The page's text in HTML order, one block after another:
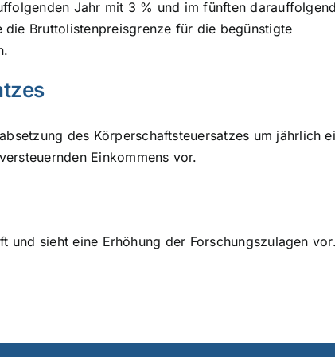
Jahr mit 3 % und im fünften
Bruttolistenpreisgrenze für die begünstigte
des Körperschaftsteuersatzes um jährlich
Einkommens vor.
und sieht eine Erhöhung der Forschungszulagen vor.